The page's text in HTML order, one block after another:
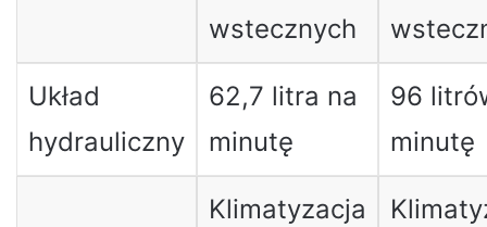
wstecznych
Układ
hydrauliczny
62,7 litra na
minutę
96
minutę
Klimatyzacja